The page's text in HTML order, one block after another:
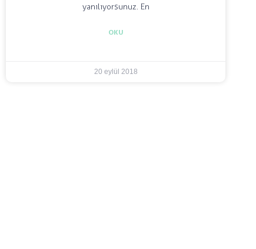
yanılıyorsunuz. En
OKU
20 eylül 2018